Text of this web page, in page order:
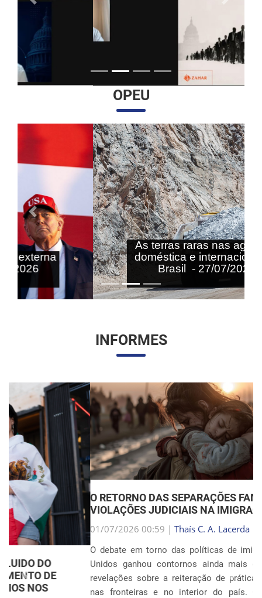
Anterior
OPEU
As terras raras nas agendas
doméstica e internacional do
Brasil - 27/07/2026
Anterior Próximo
INFORMES
O RETORNO DAS SEPARAÇÕES FAMILIARES:
VIOLAÇÕES JUDICIAIS NA IMIGRAÇÃO DOS EUA
01/07/2026 00:59 |Thaís C. A. Lacerda
O debate em torno das políticas de imigração nos Estados
Unidos ganhou contornos ainda mais dramáticos com as
revelações sobre a reiteração de práticas punitivas severas
nas fronteiras e no interior do país. Oito anos após os
Anterior